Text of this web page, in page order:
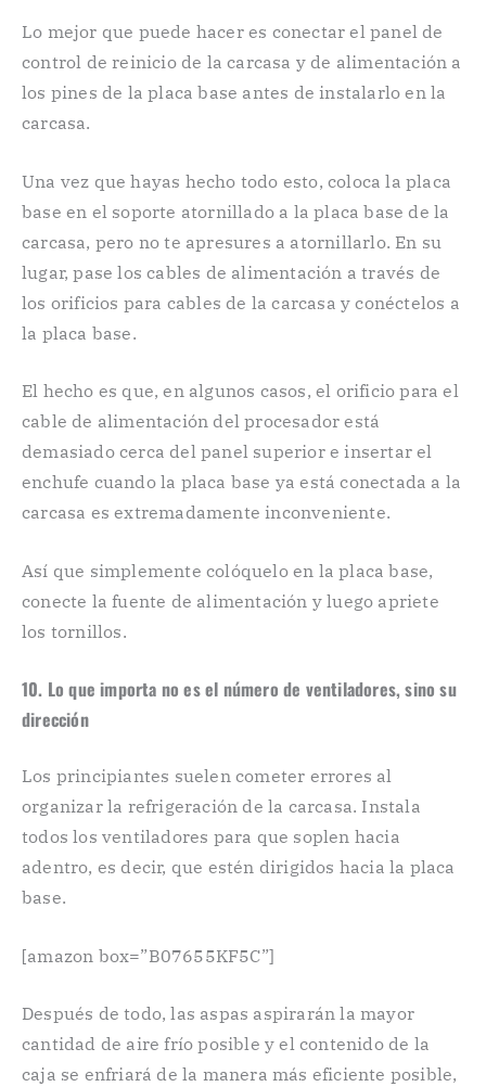
Lo mejor que puede hacer es conectar el panel de
control de reinicio de la carcasa y de alimentación a
los pines de la placa base antes de instalarlo en la
carcasa.
Una vez que hayas hecho todo esto, coloca la placa
base en el soporte atornillado a la placa base de la
carcasa, pero no te apresures a atornillarlo. En su
lugar, pase los cables de alimentación a través de
los orificios para cables de la carcasa y conéctelos a
la placa base.
El hecho es que, en algunos casos, el orificio para el
cable de alimentación del procesador está
demasiado cerca del panel superior e insertar el
enchufe cuando la placa base ya está conectada a la
carcasa es extremadamente inconveniente.
Así que simplemente colóquelo en la placa base,
conecte la fuente de alimentación y luego apriete
los tornillos.
10. Lo que importa no es el número de ventiladores, sino su
dirección
Los principiantes suelen cometer errores al
organizar la refrigeración de la carcasa. Instala
todos los ventiladores para que soplen hacia
adentro, es decir, que estén dirigidos hacia la placa
base.
[amazon box=”B07655KF5C”]
Después de todo, las aspas aspirarán la mayor
cantidad de aire frío posible y el contenido de la
caja se enfriará de la manera más eficiente posible,